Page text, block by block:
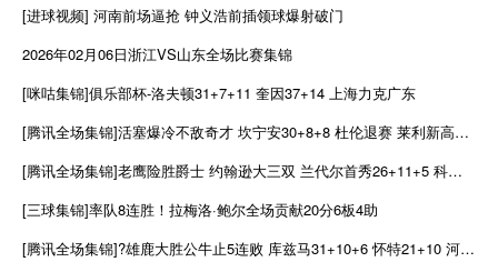
[进球视频] 河南前场逼抢 钟义浩前插领球爆射破门
2026年02月06日浙江VS山东全场比赛集锦
[咪咕集锦]俱乐部杯-洛夫顿31+7+11 奎因37+14 上海力克广东
[腾讯全场集锦]活塞爆冷不敌奇才 坎宁安30+8+8 杜伦退赛 莱利新高20分
[腾讯全场集锦]老鹰险胜爵士 约翰逊大三双 兰代尔首秀26+11+5 科利尔25+11
[三球集锦]率队8连胜！拉梅洛·鲍尔全场贡献20分6板4助
[腾讯全场集锦]?雄鹿大胜公牛止5连败 库兹马31+10+6 怀特21+10 河村5+5+7+1